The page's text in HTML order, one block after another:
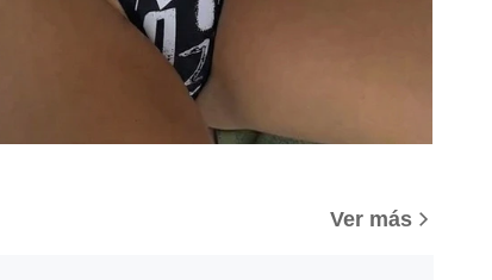
Ver más